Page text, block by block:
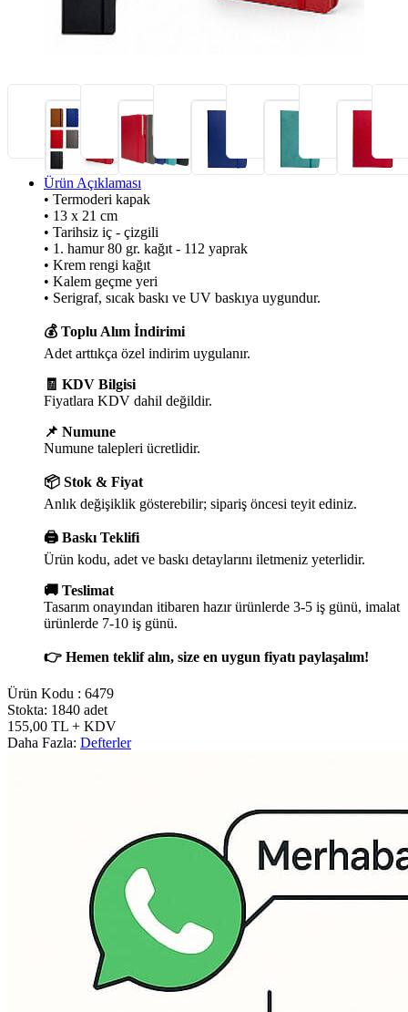
Ürün Açıklaması
• Termoderi kapak
• 13 x 21 cm
• Tarihsiz iç - çizgili
• 1. hamur 80 gr. kağıt - 112 yaprak
• Krem rengi kağıt
• Kalem geçme yeri
• Serigraf, sıcak baskı ve UV baskıya uygundur.
💰 Toplu Alım İndirimi
Adet arttıkça özel indirim uygulanır.
🧾 KDV Bilgisi
Fiyatlara KDV dahil değildir.
📌 Numune
Numune talepleri ücretlidir.
📦 Stok & Fiyat
Anlık değişiklik gösterebilir; sipariş öncesi teyit ediniz.
🖨️ Baskı Teklifi
Ürün kodu, adet ve baskı detaylarını iletmeniz yeterlidir.
🚚 Teslimat
Tasarım onayından itibaren hazır ürünlerde 3-5 iş günü, imalat
ürünlerde 7-10 iş günü.
👉 Hemen teklif alın, size en uygun fiyatı paylaşalım!
Ürün Kodu : 6479
Stokta: 1840 adet
155,00 TL + KDV
Daha Fazla: Defterler